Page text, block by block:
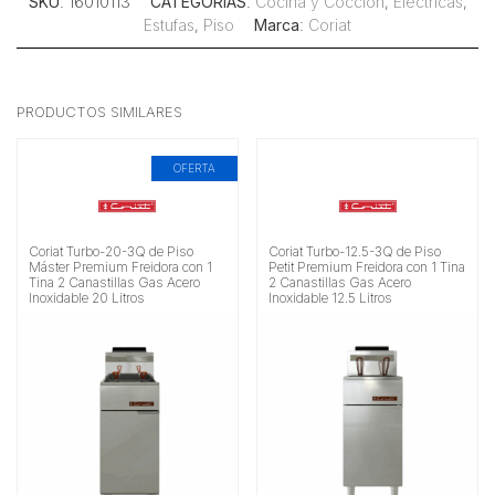
Estufas, Piso Marca: Coriat
PRODUCTOS SIMILARES
OFERTA
Coriat Turbo-20-3Q de Piso
Máster Premium Freidora con 1
Tina 2 Canastillas Gas Acero
Inoxidable 20 Litros
Coriat Turbo-12.5-3Q de Piso
Petit Premium Freidora con 1 Tina
2 Canastillas Gas Acero
Inoxidable 12.5 Litros